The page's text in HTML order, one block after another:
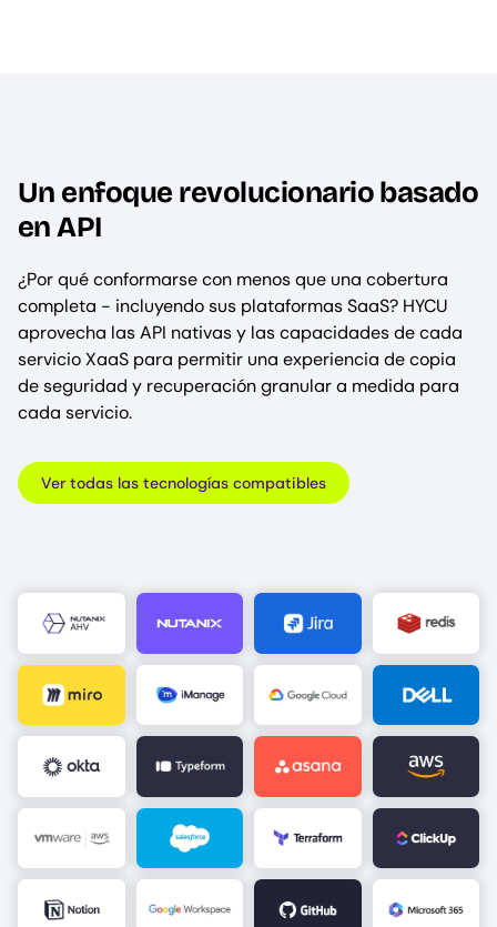
Un enfoque revolucionario basado
en API
¿Por qué conformarse con menos que una cobertura
completa - incluyendo sus plataformas SaaS? HYCU
aprovecha las API nativas y las capacidades de cada
servicio XaaS para permitir una experiencia de copia
de seguridad y recuperación granular a medida para
cada servicio.
Ver todas las tecnologías compatibles
Image Image Image Image
Image Image Image Image
Image Image Image Image
Image Image Image Image
Image Image Image Image